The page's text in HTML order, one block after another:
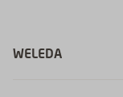
WELEDA